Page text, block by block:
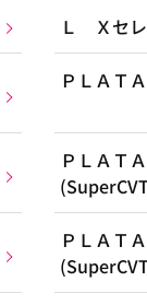
Ｌ Ｘセレ
ＰＬＡＴ
ＰＬＡＴ
ＰＬＡＴ